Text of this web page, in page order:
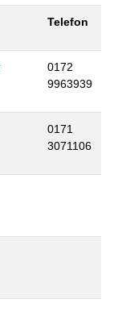
Telefon
0172
9963939
0171
3071106